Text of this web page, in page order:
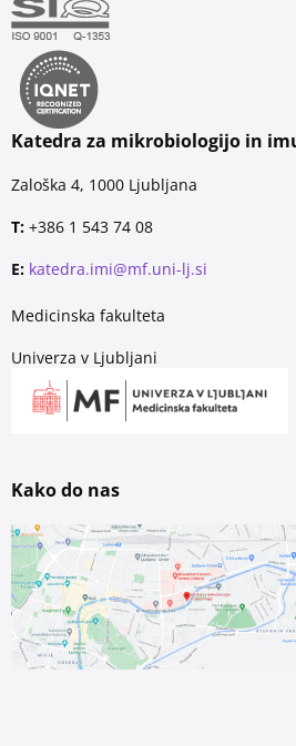
Katedra za mikrobiologijo in
Zaloška 4, 1000 Ljubljana
T: +386 1 543 74 08
E: katedra.imi@mf.uni-lj.si
Medicinska fakulteta
Univerza v Ljubljani
Kako do nas